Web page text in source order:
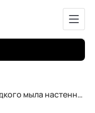
Roca Hotels Round Дозатор жидкого мыла настенный A817590C00